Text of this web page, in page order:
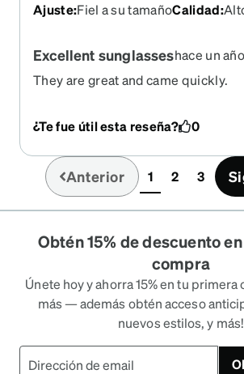
Ajuste:Fiel a su tamañoCalidad:
Excellent sunglasseshace un año
They are great and came quickly.
¿Te fue útil esta reseña? 0
Anterior 1(current)
2 3
Obtén 15% de descuento
compra
Únete hoy y ahorra 15% en tu primera
más — además obtén acceso
nuevos estilos, y más!